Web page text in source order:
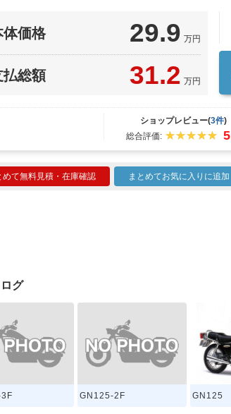
体価格 29.9 万円
払総額 31.2 万円
ショップレビュー(3件)
総合評価:
5
めて無料見積・在庫確認 まとめてお気に入りに追加
グ
GN125-2F GN125